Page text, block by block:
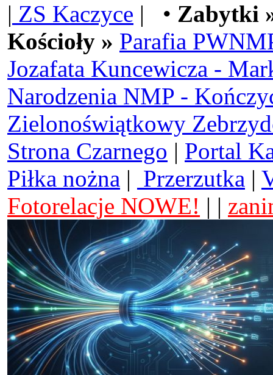
| ZS Kaczyce | • Zabytki
Kościoły » Parafia
Jozafata Kuncewicza -
Narodzenia NMP -
Zielonoświątkowy
Strona Czarnego | Portal
Piłka nożna | Przerzutka |
Fotorelacje NOWE! | |